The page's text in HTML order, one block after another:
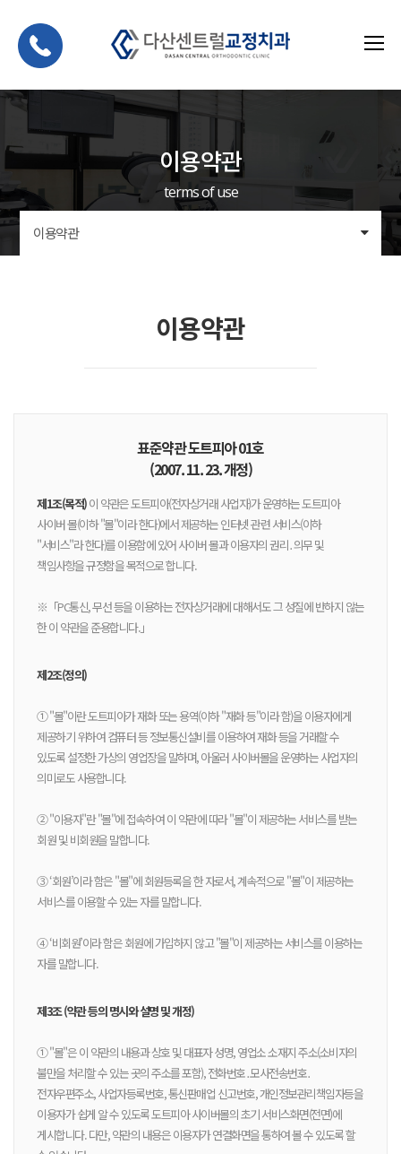
이용약관
terms of use
이용약관
이용약관
표준약관 도트피아 01호
(2007. 11. 23. 개정)
제1조(목적)이 약관은 도트피아(전자상거래 사업자)가 운영하는 도트피아
사이버 몰(이하 "몰"이라 한다)에서 제공하는 인터넷 관련 서비스(이하
"서비스"라 한다)를 이용함에 있어 사이버 몰과 이용자의 권리․의무 및
책임사항을 규정함을 목적으로 합니다.
※「PC통신, 무선 등을 이용하는 전자상거래에 대해서도 그 성질에 반하지 않는
한 이 약관을 준용합니다.」
제2조(정의)
① "몰"이란 도트피아가 재화 또는 용역(이하 "재화 등"이라 함)을 이용자에게
제공하기 위하여 컴퓨터 등 정보통신설비를 이용하여 재화 등을 거래할 수
있도록 설정한 가상의 영업장을 말하며, 아울러 사이버몰을 운영하는 사업자의
의미로도 사용합니다.
② "이용자"란 "몰"에 접속하여 이 약관에 따라 "몰"이 제공하는 서비스를 받는
회원 및 비회원을 말합니다.
③ ‘회원’이라 함은 "몰"에 회원등록을 한 자로서, 계속적으로 "몰"이 제공하는
서비스를 이용할 수 있는 자를 말합니다.
④ ‘비회원’이라 함은 회원에 가입하지 않고 "몰"이 제공하는 서비스를 이용하는
자를 말합니다.
제3조 (약관 등의 명시와 설명 및 개정)
① "몰"은 이 약관의 내용과 상호 및 대표자 성명, 영업소 소재지 주소(소비자의
불만을 처리할 수 있는 곳의 주소를 포함), 전화번호․모사전송번호․
전자우편주소, 사업자등록번호, 통신판매업 신고번호, 개인정보관리책임자등을
이용자가 쉽게 알 수 있도록 도트피아 사이버몰의 초기 서비스화면(전면)에
게시합니다. 다만, 약관의 내용은 이용자가 연결화면을 통하여 볼 수 있도록 할